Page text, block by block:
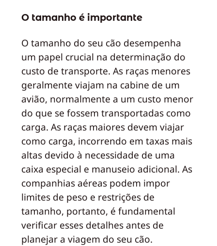
O tamanho é importante
O tamanho do seu cão desempenha
um papel crucial na determinação do
custo de transporte. As raças menores
geralmente viajam na cabine de um
avião, normalmente a um custo menor
do que se fossem transportadas como
carga. As raças maiores devem viajar
como carga, incorrendo em taxas mais
altas devido à necessidade de uma
caixa especial e manuseio adicional. As
companhias aéreas podem impor
limites de peso e restrições de
tamanho, portanto, é fundamental
verificar esses detalhes antes de
planejar a viagem do seu cão.